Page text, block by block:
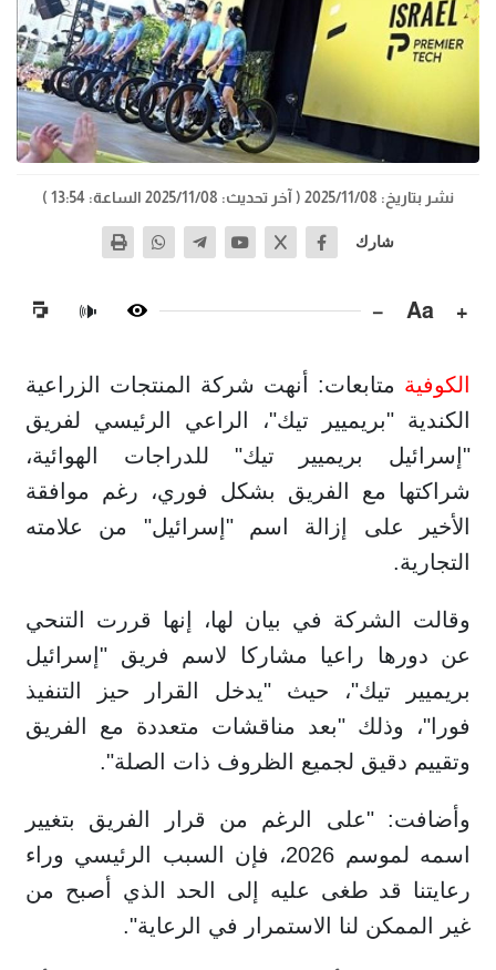
نشر بتاريخ: 2025/11/08 ( آخر تحديث: 2025/11/08 الساعة: 13:54 )
شارك
+
Aa
−
🔊
الكوفية متابعات: أنهت شركة المنتجات الزراعية
الكندية "بريميير تيك"، الراعي الرئيسي لفريق
"إسرائيل بريميير تيك" للدراجات الهوائية،
شراكتها مع الفريق بشكل فوري، رغم موافقة
الأخير على إزالة اسم "إسرائيل" من علامته
التجارية.
وقالت الشركة في بيان لها، إنها قررت التنحي
عن دورها راعيا مشاركا لاسم فريق "إسرائيل
بريميير تيك"، حيث "يدخل القرار حيز التنفيذ
فورا"، وذلك "بعد مناقشات متعددة مع الفريق
وتقييم دقيق لجميع الظروف ذات الصلة".
وأضافت: "على الرغم من قرار الفريق بتغيير
اسمه لموسم 2026، فإن السبب الرئيسي وراء
رعايتنا قد طغى عليه إلى الحد الذي أصبح من
غير الممكن لنا الاستمرار في الرعاية".